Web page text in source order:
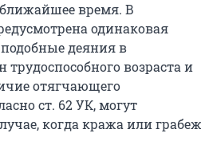
время. В
одинаковая
подобные деяния в
возраста и
отягчающего
ст. 62 УК, могут
когда кража или грабеж